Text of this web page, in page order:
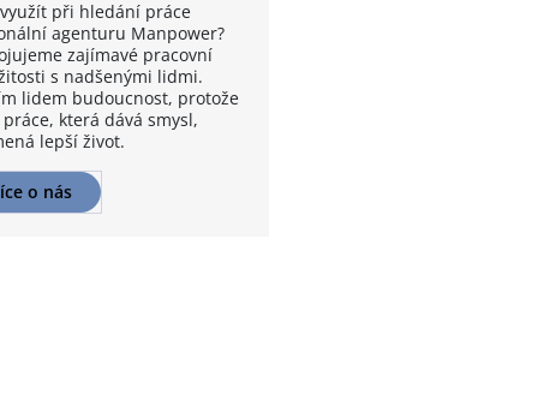
při hledání práce
agenturu Manpower?
zajímavé pracovní
s nadšenými lidmi.
lidem budoucnost, protože
která dává smysl,
lepší život.
o nás